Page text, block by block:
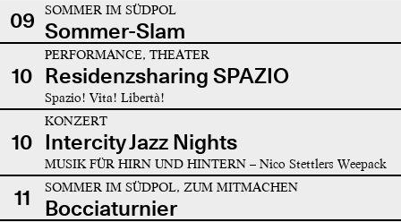
09
SOMMER IM SÜDPOL
Sommer-Slam
10
PERFORMANCE, THEATER
Residenzsharing SPAZIO
Spazio! Vita! Libertà!
10
KONZERT
Intercity Jazz Nights
MUSIK FÜR HIRN UND HINTERN – Nico Stettlers Weepack
11 SOMMER IM SÜDPOL, ZUM MITMACHEN
Bocciaturnier